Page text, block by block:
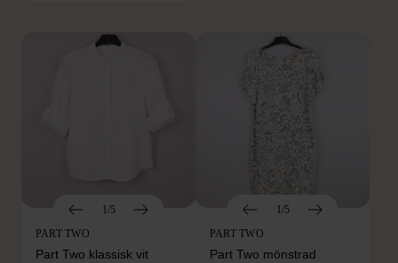
1/5
PART TWO
Part Two klassisk vit
1/5
PART TWO
Part Two mönstrad